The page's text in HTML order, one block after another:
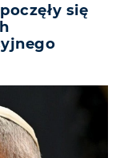
się